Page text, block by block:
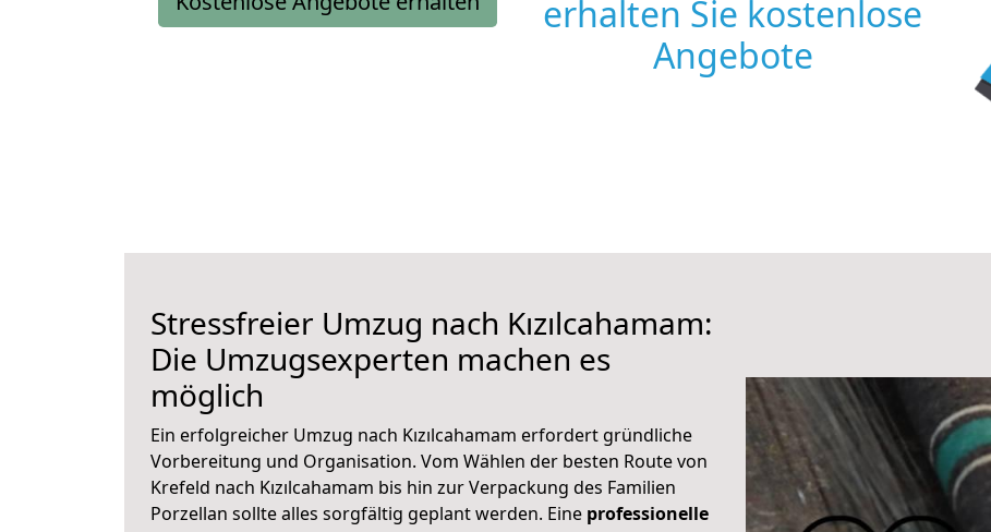
erhalten Sie kostenlose
Angebote
Stressfreier Umzug nach Kızılcahamam:
Die Umzugsexperten machen es
möglich
Ein erfolgreicher Umzug nach Kızılcahamam erfordert gründliche
Vorbereitung und Organisation. Vom Wählen der besten Route von
Krefeld nach Kızılcahamam bis hin zur Verpackung des Familien
Porzellan sollte alles sorgfältig geplant werden. Eine professionelle